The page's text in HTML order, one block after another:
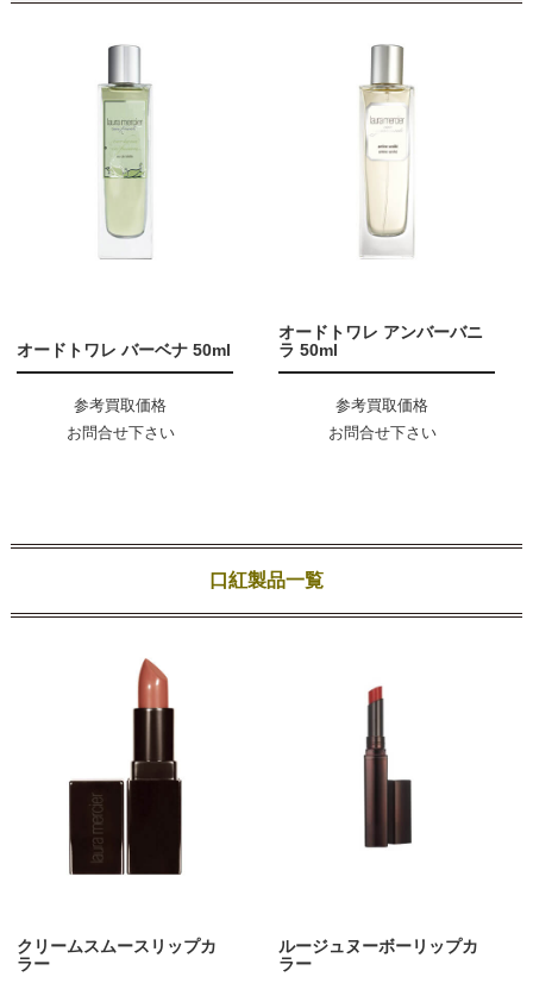
オードトワレ バーベナ 50ml
参考買取価格
お問合せ下さい
オードトワレ アンバーバニ
ラ 50ml
参考買取価格
お問合せ下さい
口紅製品一覧
クリームスムースリップカ
ラー
ルージュヌーボーリップカ
ラー